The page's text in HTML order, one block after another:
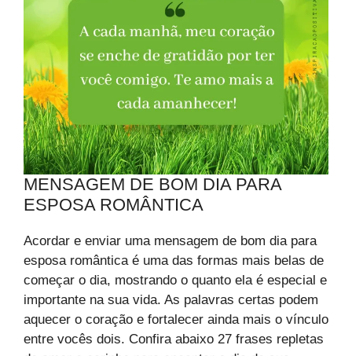
MENSAGEM DE BOM DIA PARA
ESPOSA ROMÂNTICA
Acordar e enviar uma mensagem de bom dia para
esposa romântica é uma das formas mais belas de
começar o dia, mostrando o quanto ela é especial e
importante na sua vida. As palavras certas podem
aquecer o coração e fortalecer ainda mais o vínculo
entre vocês dois. Confira abaixo 27 frases repletas